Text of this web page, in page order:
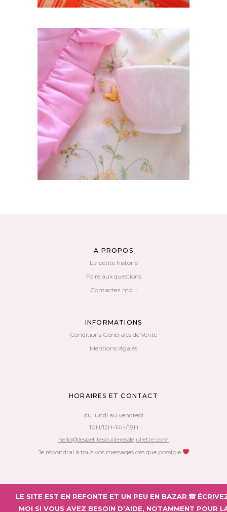
PETITE TASSE À LATTE – ANSE COEUR EN
OR
45,00€
AJOUTER AU PANIER
A PROPOS
La petite histoire
Foire aux questions
Contactez moi !
INFORMATIONS
Conditions Générales de Vente
Mentions légales
HORAIRES ET CONTACT
du lundi au vendredi
10H/12H-14H/18H
hello@lespetitescuilleresdejuliette.com
Je répondrai à tous vos messages dès que possible
Copyright 2018 – Les Petites Cuillères de Juliette